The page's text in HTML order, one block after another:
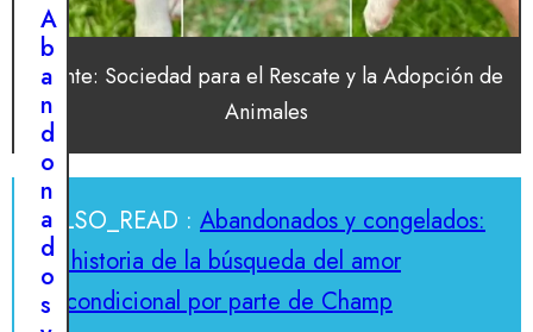
Fuente: Sociedad para el Rescate y la Adopción de
Animales
ALSO_READ : Abandonados y congelados:
la historia de la búsqueda del amor
incondicional por parte de Champ
A
b
a
n
d
o
n
a
d
o
s